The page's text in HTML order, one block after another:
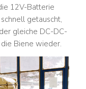
12V-Batterie
getauscht,
gleiche DC-DC-
Biene wieder.